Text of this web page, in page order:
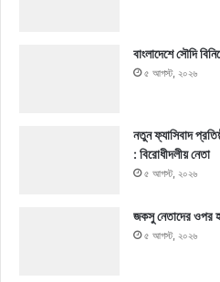
বাংলাদেশে সৌদি
৫ আগস্ট, ২০২৬
নতুন ফ্যাসিবাদ
: বিরোধীদলীয় নেতা
৫ আগস্ট, ২০২৬
জকসু নেতাদের ওপর
৫ আগস্ট, ২০২৬